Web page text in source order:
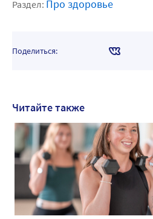
Раздел: Про здоровье
Поделиться:
Читайте также